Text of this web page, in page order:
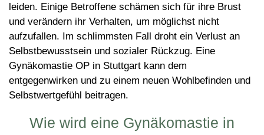
leiden. Einige Betroffene schämen sich für ihre Brust
und verändern ihr Verhalten, um möglichst nicht
aufzufallen. Im schlimmsten Fall droht ein Verlust an
Selbstbewusstsein und sozialer Rückzug. Eine
Gynäkomastie OP in Stuttgart kann dem
entgegenwirken und zu einem neuen Wohlbefinden und
Selbstwertgefühl beitragen.
Wie wird eine Gynäkomastie in